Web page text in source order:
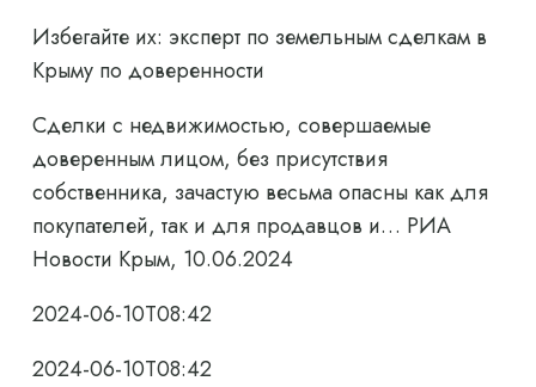
Избегайте их: эксперт по земельным сделкам в
Крыму по доверенности
Сделки с недвижимостью, совершаемые
доверенным лицом, без присутствия
собственника, зачастую весьма опасны как для
покупателей, так и для продавцов и… РИА
Новости Крым, 10.06.2024
2024-06-10T08:42
2024-06-10T08:42